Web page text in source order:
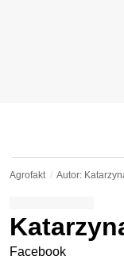
Agrofakt Autor:
Facebook